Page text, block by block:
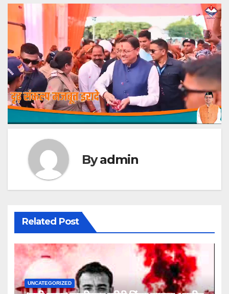
Byadmin
Related Post
UNCATEGORIZED